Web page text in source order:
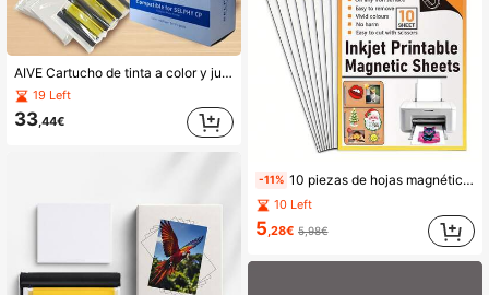
AIVE Cartucho de tinta a color y juego de papel fotográfico CP1500 Selphy compatible con impresoras fotográficas CP1300, CP1200, CP910, CP900, KP108IN, KP-36IN, 6 pulgadas, compatible con cartucho de tinta y papel fotográfico Selphy CP1300 para bandeja P, compatible con impresoras Selphy CP1500, CP1200, CP910, CP900, KP108IN, KP36IN
19 Left
33,44€
-11% 10 piezas de hojas magnéticas imprimibles, 4R (4x6 pulgadas) hojas de imán flexible papel magnético mate sin adhesivo para hacer fotos de refrigerador para impresora de inyección de tinta, hoja de imán fotográfico para manualidades DIY
10 Left
5 ,28€ 5,98€